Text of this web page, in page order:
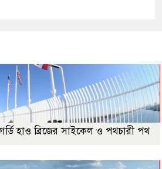
হাও ব্রিজের সাইকেল ও পথচারী পথ